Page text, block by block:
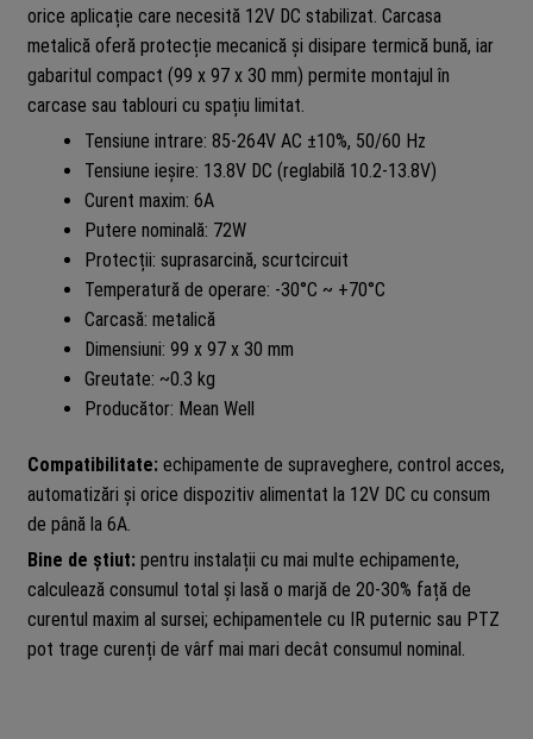
orice aplicație care necesită 12V DC stabilizat. Carcasa
metalică oferă protecție mecanică și disipare termică bună, iar
gabaritul compact (99 x 97 x 30 mm) permite montajul în
carcase sau tablouri cu spațiu limitat.
Tensiune intrare: 85-264V AC ±10%, 50/60 Hz
Tensiune ieșire: 13.8V DC (reglabilă 10.2-13.8V)
Curent maxim: 6A
Putere nominală: 72W
Protecții: suprasarcină, scurtcircuit
Temperatură de operare: -30°C ~ +70°C
Carcasă: metalică
Dimensiuni: 99 x 97 x 30 mm
Greutate: ~0.3 kg
Producător: Mean Well
Compatibilitate:echipamente de supraveghere, control acces,
automatizări și orice dispozitiv alimentat la 12V DC cu consum
de până la 6A.
Bine de știut:pentru instalații cu mai multe echipamente,
calculează consumul total și lasă o marjă de 20-30% față de
curentul maxim al sursei; echipamentele cu IR puternic sau PTZ
pot trage curenți de vârf mai mari decât consumul nominal.